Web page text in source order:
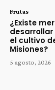
Frutas
¿Existe
el cultivo
Misiones?
5 agosto, 2026